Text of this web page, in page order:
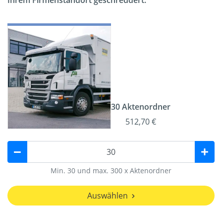
30 Aktenordner
512,70 €
Min. 30 und max. 300 x Aktenordner
Auswählen